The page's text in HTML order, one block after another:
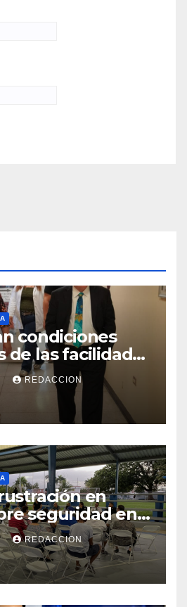
condiciones
de las facilidades
de la Salud
REDACCION
en
seguridad en
REDACCION